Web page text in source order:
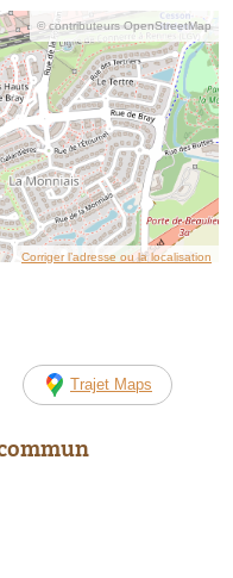
© contributeurs OpenStreetMap
Corriger l’adresse ou la localisation
Trajet Maps